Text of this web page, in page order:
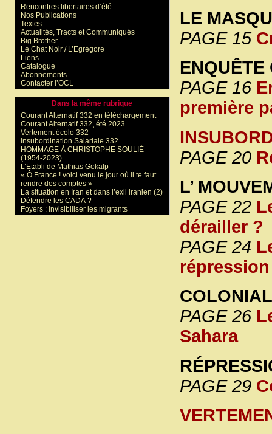
LE
PAGE 15
ENQUÊTE
PAGE 16
première
PAGE 20
L’
PAGE 22
dérailler ?
PAGE 24
répression
PAGE 26
Sahara
PAGE 29
Rencontres libertaires d’été
Nos Publications
Textes
Actualités, Tracts et Communiqués
Big Brother
Le Chat Noir / L’Egregore
Liens
Catalogue
Abonnements
Contacter l’OCL
Dans la même rubrique
Courant Alternatif 332 en téléchargement
Courant Alternatif 332, été 2023
Vertement écolo 332
Insubordination Salariale 332
HOMMAGE À CHRISTOPHE SOULIÉ
(1954-2023)
L’Etabli de Mathias Gokalp
« Ô France ! voici venu le jour où il te faut
rendre des comptes »
La situation en Iran et dans l’exil iranien (2)
Défendre les CADA ?
Foyers : invisibiliser les migrants